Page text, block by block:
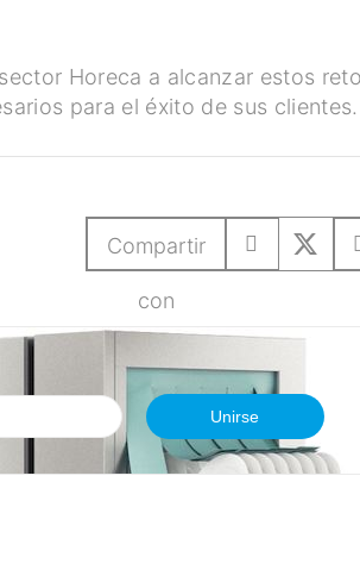
Horeca a alcanzar estos
para el éxito de sus clientes.
Compartir
con